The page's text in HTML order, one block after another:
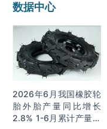
数据中心
2026年6月我国橡胶轮
胎外胎产量同比增长
2.8% 1-6月累计产量同